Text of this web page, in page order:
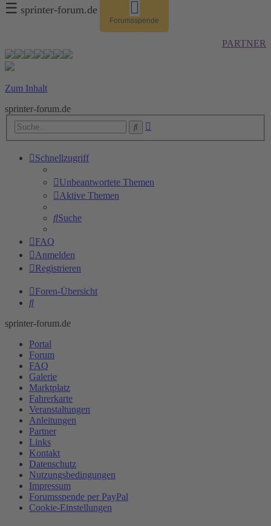
☰ sprinter-forum.de
Forumsspende
PARTNER
Zum Inhalt
sprinter-forum.de
Suche
Schnellzugriff
Unbeantwortete Themen
Aktive Themen
Suche
FAQ
Anmelden
Registrieren
Foren-Übersicht
Suche
sprinter-forum.de
Portal
Forum
FAQ
Galerie
Marktplatz
Fahrerkarte
Veranstaltungen
Anleitungen
Partner
Links
Kontakt
Datenschutz
Nutzungsbedingungen
Impressum
Forumsspende per PayPal
Cookie-Einstellungen